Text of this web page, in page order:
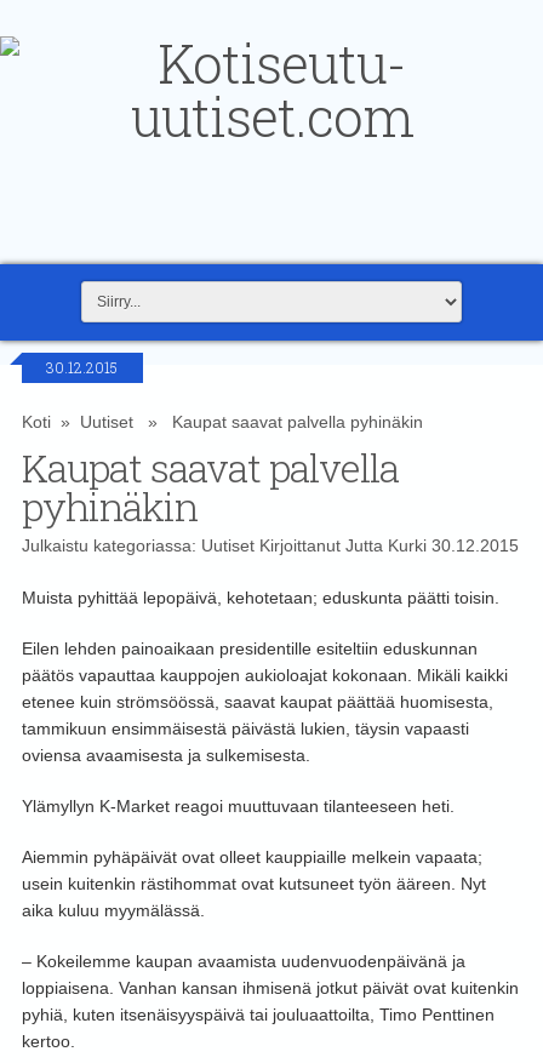
30.12.2015
Koti» Uutiset» Kaupat saavat palvella pyhinäkin
Kaupat saavat palvella
pyhinäkin
Julkaistu kategoriassa: UutisetKirjoittanut Jutta Kurki30.12.2015
Muista pyhittää lepopäivä, kehotetaan; eduskunta päätti toisin.
Eilen lehden painoaikaan presidentille esiteltiin eduskunnan
päätös vapauttaa kauppojen aukioloajat kokonaan. Mikäli kaikki
etenee kuin strömsöössä, saavat kaupat päättää huomisesta,
tammikuun ensimmäisestä päivästä lukien, täysin vapaasti
oviensa avaamisesta ja sulkemisesta.
Ylämyllyn K-Market reagoi muuttuvaan tilanteeseen heti.
Aiemmin pyhäpäivät ovat olleet kauppiaille melkein vapaata;
usein kuitenkin rästihommat ovat kutsuneet työn ääreen. Nyt
aika kuluu myymälässä.
– Kokeilemme kaupan avaamista uudenvuodenpäivänä ja
loppiaisena. Vanhan kansan ihmisenä jotkut päivät ovat kuitenkin
pyhiä, kuten itsenäisyyspäivä tai jouluaattoilta, Timo Penttinen
kertoo.